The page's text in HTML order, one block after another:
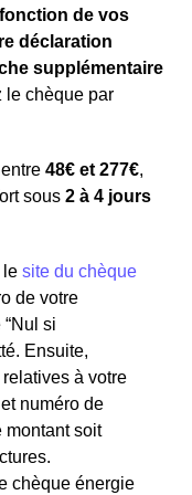
de vos
déclaration
supplémentaire
le chèque par
48€ et 277€,
sous 2 à 4 jours
le site du chèque
de votre
si
Ensuite,
à votre
numéro de
montant soit
chèque énergie